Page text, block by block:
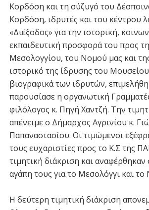
Κορδόση και τη σύζυγό του
Κορδόση, ιδρυτές και του κέντρου
«Διέξοδος» για την ιστορική,
εκπαιδευτική προσφορά του προς
Μεσολογγίου, του Νομού μας και
ιστορικό της ίδρυσης του
βιογραφικά των ιδρυτών,
παρουσίασε η οργανωτική
φιλόλογος κ. Πηγή Χαντζή. Την
απένειμε ο Δήμαρχος Αγρινίου κ.
Παπαναστασίου. Οι τιμώμενοι
τους ευχαριστίες προς το Κ.Σ της
τιμητική διάκριση και αναφέρθηκαν
αγάπη τους για το Μεσολόγγι και
Η δεύτερη τιμητική διάκριση